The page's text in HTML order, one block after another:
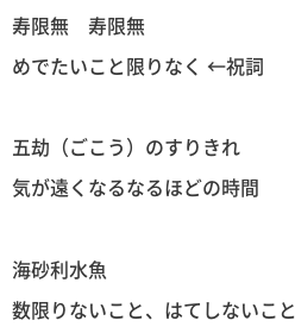
寿限無 寿限無
めでたいこと限りなく ←祝詞
五劫（ごこう）のすりきれ
気が遠くなるなるほどの時間
海砂利水魚
数限りないこと、はてしないこと